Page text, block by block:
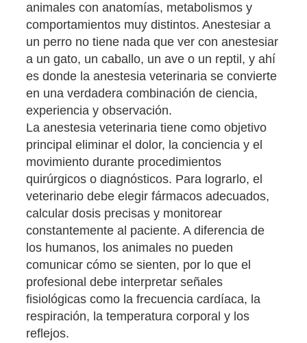
animales con anatomías, metabolismos y
comportamientos muy distintos. Anestesiar a
un perro no tiene nada que ver con anestesiar
a un gato, un caballo, un ave o un reptil, y ahí
es donde la anestesia veterinaria se convierte
en una verdadera combinación de ciencia,
experiencia y observación.
La anestesia veterinaria tiene como objetivo
principal eliminar el dolor, la conciencia y el
movimiento durante procedimientos
quirúrgicos o diagnósticos. Para lograrlo, el
veterinario debe elegir fármacos adecuados,
calcular dosis precisas y monitorear
constantemente al paciente. A diferencia de
los humanos, los animales no pueden
comunicar cómo se sienten, por lo que el
profesional debe interpretar señales
fisiológicas como la frecuencia cardíaca, la
respiración, la temperatura corporal y los
reflejos.